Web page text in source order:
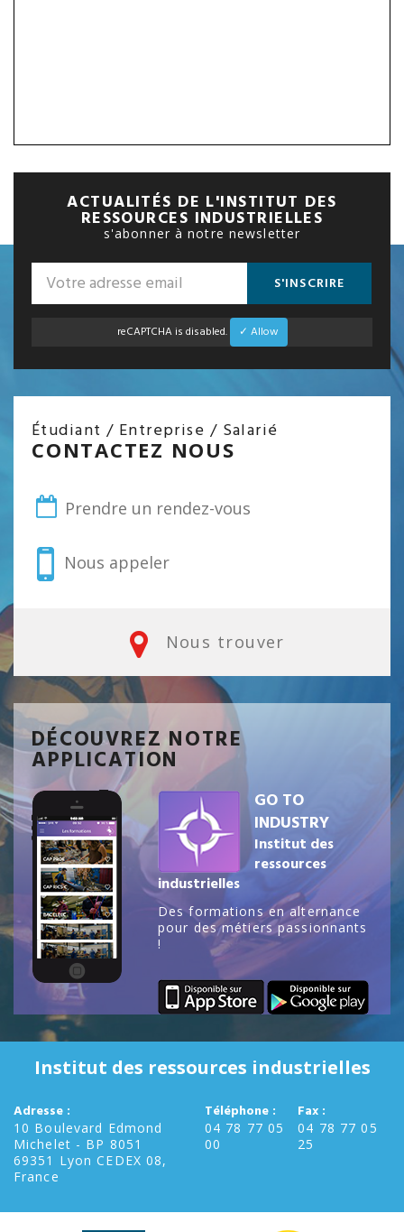
ACTUALITÉS DE L'INSTITUT DES
RESSOURCES INDUSTRIELLES
s'abonner à notre newsletter
S'INSCRIRE
reCAPTCHA is disabled. ✓ Allow
Étudiant / Entreprise / Salarié
CONTACTEZ NOUS
Prendre un rendez-vous
Nous appeler
Nous trouver
DÉCOUVREZ NOTRE
APPLICATION
GO TO
INDUSTRY
Institut des
ressources
industrielles
Des formations en alternance
pour des métiers passionnants
!
Institut des ressources industrielles
Adresse :
10 Boulevard Edmond
Michelet - BP 8051
69351 Lyon CEDEX 08,
France
Téléphone :
04 78 77 05
00
Fax :
04 78 77 05
25